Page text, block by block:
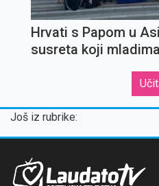
Hrvati s Papom u
susreta koji
Još iz rubrike: